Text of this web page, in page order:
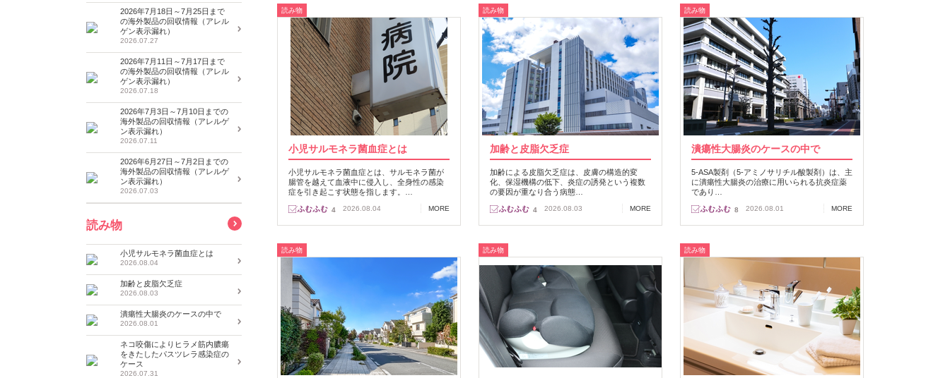
読み物
小児サルモネラ菌血症とは
小児サルモネラ菌血症とは、サルモネラ菌が
腸管を越えて血液中に侵入し、全身性の感染
症を引き起こす状態を指します。…
4 2026.08.04 MORE
読み物
加齢と皮脂欠乏症
加齢による皮脂欠乏症は、皮膚の構造的変
化、保湿機構の低下、炎症の誘発という複数
の要因が重なり合う病態…
4 2026.08.03 MORE
読み物
潰瘍性大腸炎のケースの中で
5-ASA製剤（5-アミノサリチル酸製剤）は、主
に潰瘍性大腸炎の治療に用いられる抗炎症薬
であり…
8 2026.08.01 MORE
読み物 読み物 読み物
2026年7月18日～7月25日まで
の海外製品の回収情報（アレル
ゲン表示漏れ）
2026.07.27
2026年7月11日～7月17日まで
の海外製品の回収情報（アレル
ゲン表示漏れ）
2026.07.18
2026年7月3日～7月10日までの
海外製品の回収情報（アレルゲ
ン表示漏れ）
2026.07.11
2026年6月27日～7月2日までの
海外製品の回収情報（アレルゲ
ン表示漏れ）
2026.07.03
読み物
小児サルモネラ菌血症とは
2026.08.04
加齢と皮脂欠乏症
2026.08.03
潰瘍性大腸炎のケースの中で
2026.08.01
ネコ咬傷によりヒラメ筋内膿瘍
をきたしたパスツレラ感染症の
ケース
2026.07.31